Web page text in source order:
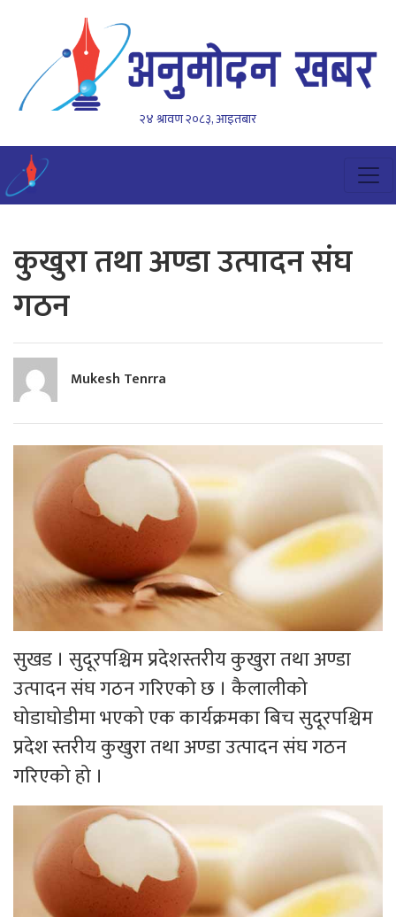
२४ श्रावण २०८३, आइतबार
कुखुरा तथा अण्डा उत्पादन संघ
गठन
Mukesh Tenrra
सुखड । सुदूरपश्चिम प्रदेशस्तरीय कुखुरा तथा अण्डा
उत्पादन संघ गठन गरिएको छ । कैलालीको
घोडाघोडीमा भएको एक कार्यक्रमका बिच सुदूरपश्चिम
प्रदेश स्तरीय कुखुरा तथा अण्डा उत्पादन संघ गठन
गरिएको हो ।